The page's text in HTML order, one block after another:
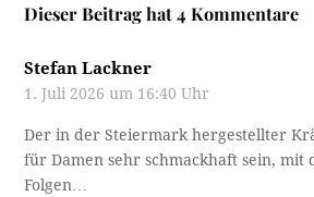
Dieser Beitrag hat 4 Kommentare
Stefan Lackner
1. Juli 2026 um 16:40 Uhr
Der in der Steiermark hergestellter
für Damen sehr schmackhaft sein, mit
Folgen…